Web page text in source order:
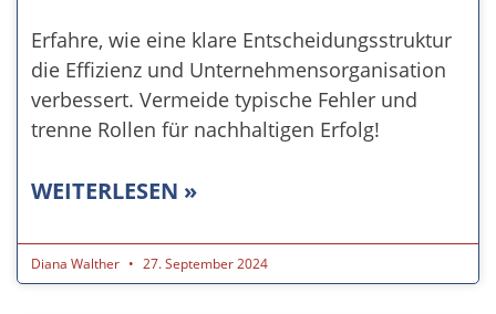
Erfahre, wie eine klare Entscheidungsstruktur
die Effizienz und Unternehmensorganisation
verbessert. Vermeide typische Fehler und
trenne Rollen für nachhaltigen Erfolg!
WEITERLESEN »
Diana Walther 27. September 2024